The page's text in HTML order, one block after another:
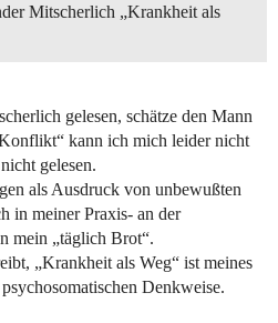
Mitscherlich „Krankheit als
gelesen, schätze den Mann
kann ich mich leider nicht
gelesen.
als Ausdruck von unbewußten
in meiner Praxis- an der
mein „täglich Brot“.
„Krankheit als Weg“ ist meines
Denkweise.